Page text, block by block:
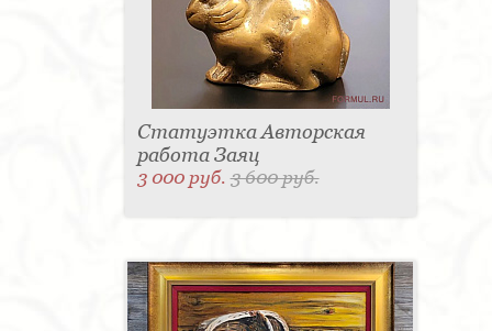
Статуэтка Авторская
работа Заяц
3 000 руб.3 600 руб.